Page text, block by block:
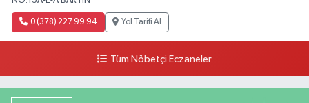
0 (378) 227 99 94 Yol Tarifi Al
Tüm Nöbetçi Eczaneler